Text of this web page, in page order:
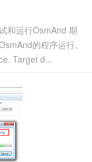
和运行OsmAnd 期
的程序运行。
Target d...